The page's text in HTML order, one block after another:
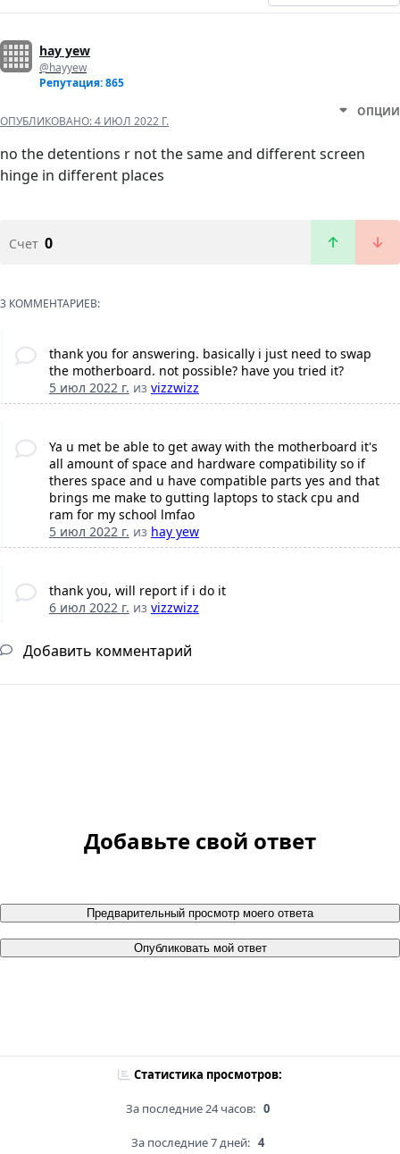
hay yew
@hayyew
Репутация: 865
ОПУБЛИКОВАНО:4 ИЮЛ 2022 Г.
ОПЦИИ
no the detentions r not the same and different screen
hinge in different places
Счет 0
3 КОММЕНТАРИЕВ:
thank you for answering. basically i just need to swap
the motherboard. not possible? have you tried it?
5 июл 2022 г. из vizzwizz
Ya u met be able to get away with the motherboard it's
all amount of space and hardware compatibility so if
theres space and u have compatible parts yes and that
brings me make to gutting laptops to stack cpu and
ram for my school lmfao
5 июл 2022 г. из hay yew
thank you, will report if i do it
6 июл 2022 г. из vizzwizz
Добавить комментарий
Добавьте свой ответ
Предварительный просмотр моего ответа
Опубликовать мой ответ
Статистика просмотров:
За последние 24 часов: 0
За последние 7 дней: 4